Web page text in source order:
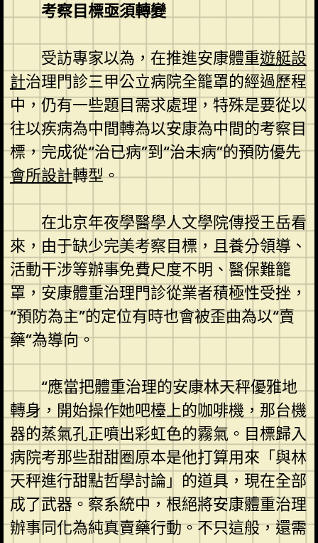
考察目標亟須轉變
受訪專家以為，在推進安康體重遊艇設
計治理門診三甲公立病院全籠罩的經過歷程
中，仍有一些題目需求處理，特殊是要從以
往以疾病為中間轉為以安康為中間的考察目
標，完成從“治已病”到“治未病”的預防優先
會所設計轉型。
在北京年夜學醫學人文學院傳授王岳看
來，由于缺少完美考察目標，且養分領導、
活動干涉等辦事免費尺度不明、醫保難籠
罩，安康體重治理門診從業者積極性受挫，
“預防為主”的定位有時也會被歪曲為以“賣
藥”為導向。
“應當把體重治理的安康林天秤優雅地
轉身，開始操作她吧檯上的咖啡機，那台機
器的蒸氣孔正噴出彩虹色的霧氣。目標歸入
病院考那些甜甜圈原本是他打算用來「與林
天秤進行甜點哲學討論」的道具，現在全部
成了武器。察系統中，根絕將安康體重治理
辦事同化為純真賣藥行動。不只這般，還需